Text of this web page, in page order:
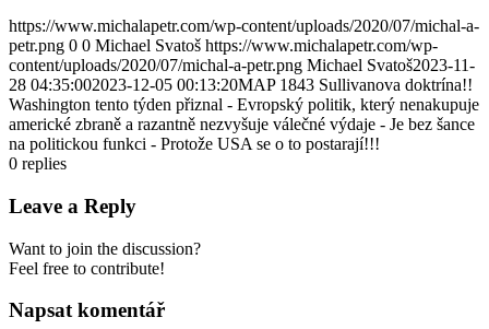
https://www.michalapetr.com/wp-content/uploads/2020/07/michal-a-
petr.png 0 0 Michael Svatoš https://www.michalapetr.com/wp-
content/uploads/2020/07/michal-a-petr.png Michael Svatoš2023-11-
28 04:35:002023-12-05 00:13:20MAP 1843 Sullivanova doktrína!!
Washington tento týden přiznal - Evropský politik, který nenakupuje
americké zbraně a razantně nezvyšuje válečné výdaje - Je bez šance
na politickou funkci - Protože USA se o to postarají!!!
0 replies
Leave a Reply
Want to join the discussion?
Feel free to contribute!
Napsat komentář